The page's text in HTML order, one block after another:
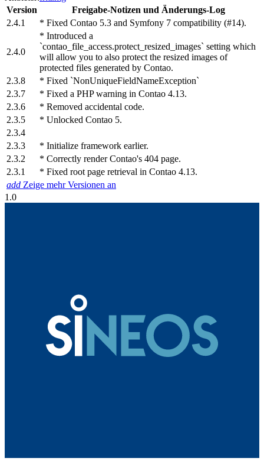
Version
Freigabe-Notizen und Änderungs-Log
2.4.1
* Fixed Contao 5.3 and Symfony 7 compatibility (#14).
2.4.0
* Introduced a
`contao_file_access.protect_resized_images` setting which
will allow you to also protect the resized images of
protected files generated by Contao.
2.3.8
* Fixed `NonUniqueFieldNameException`
2.3.7
* Fixed a PHP warning in Contao 4.13.
2.3.6
* Removed accidental code.
2.3.5
* Unlocked Contao 5.
2.3.4
2.3.3
* Initialize framework earlier.
2.3.2
* Correctly render Contao's 404 page.
2.3.1
* Fixed root page retrieval in Contao 4.13.
add Zeige mehr Versionen an
1.0